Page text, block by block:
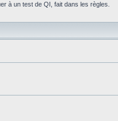
à un test de QI, fait dans les règles.